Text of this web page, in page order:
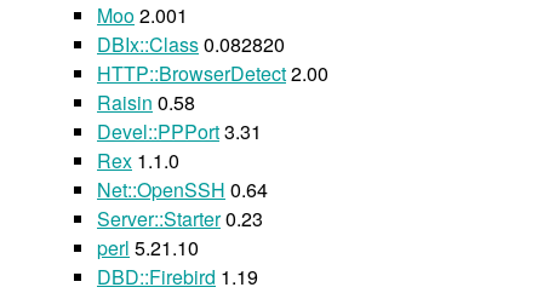
Moo2.001
DBIx::Class0.082820
HTTP::BrowserDetect2.00
Raisin 0.58
Devel::PPPort3.31
Rex 1.1.0
Net::OpenSSH 0.64
Server::Starter0.23
perl 5.21.10
DBD::Firebird 1.19